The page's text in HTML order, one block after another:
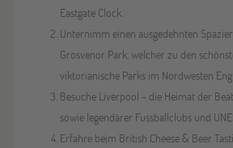
Eastgate Clock.
Unternimm einen ausgedehnten
Grosvenor Park, welcher zu den
viktorianische Parks im Nordwesten
Besuche Liverpool - die Heimat der
sowie legendärer Fussballclubs und
Erfahre beim British Cheese & Beer